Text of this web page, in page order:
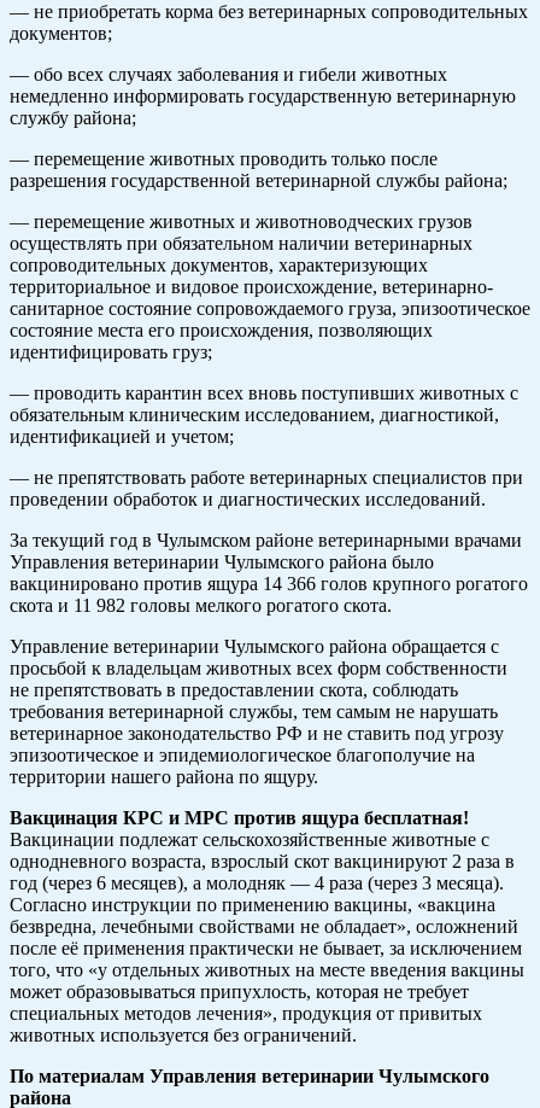
— не приобретать корма без ветеринарных сопроводительных
документов;
— обо всех случаях заболевания и гибели животных
немедленно информировать государственную ветеринарную
службу района;
— перемещение животных проводить только после
разрешения государственной ветеринарной службы района;
— перемещение животных и животноводческих грузов
осуществлять при обязательном наличии ветеринарных
сопроводительных документов, характеризующих
территориальное и видовое происхождение, ветеринарно-
санитарное состояние сопровождаемого груза, эпизоотическое
состояние места его происхождения, позволяющих
идентифицировать груз;
— проводить карантин всех вновь поступивших животных с
обязательным клиническим исследованием, диагностикой,
идентификацией и учетом;
— не препятствовать работе ветеринарных специалистов при
проведении обработок и диагностических исследований.
За текущий год в Чулымском районе ветеринарными врачами
Управления ветеринарии Чулымского района было
вакцинировано против ящура 14 366 голов крупного рогатого
скота и 11 982 головы мелкого рогатого скота.
Управление ветеринарии Чулымского района обращается с
просьбой к владельцам животных всех форм собственности
не препятствовать в предоставлении скота, соблюдать
требования ветеринарной службы, тем самым не нарушать
ветеринарное законодательство РФ и не ставить под угрозу
эпизоотическое и эпидемиологическое благополучие на
территории нашего района по ящуру.
Вакцинация КРС и МРС против ящура бесплатная!
Вакцинации подлежат сельскохозяйственные животные с
однодневного возраста, взрослый скот вакцинируют 2 раза в
год (через 6 месяцев), а молодняк — 4 раза (через 3 месяца).
Согласно инструкции по применению вакцины, «вакцина
безвредна, лечебными свойствами не обладает», осложнений
после её применения практически не бывает, за исключением
того, что «у отдельных животных на месте введения вакцины
может образовываться припухлость, которая не требует
специальных методов лечения», продукция от привитых
животных используется без ограничений.
По материалам Управления ветеринарии Чулымского
района